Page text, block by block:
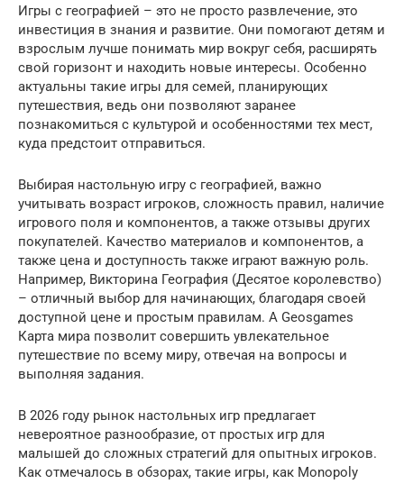
Игры с географией – это не просто развлечение, это
инвестиция в знания и развитие. Они помогают детям и
взрослым лучше понимать мир вокруг себя, расширять
свой горизонт и находить новые интересы. Особенно
актуальны такие игры для семей, планирующих
путешествия, ведь они позволяют заранее
познакомиться с культурой и особенностями тех мест,
куда предстоит отправиться.
Выбирая настольную игру с географией, важно
учитывать возраст игроков, сложность правил, наличие
игрового поля и компонентов, а также отзывы других
покупателей. Качество материалов и компонентов, а
также цена и доступность также играют важную роль.
Например, Викторина География (Десятое королевство)
– отличный выбор для начинающих, благодаря своей
доступной цене и простым правилам. А Geosgames
Карта мира позволит совершить увлекательное
путешествие по всему миру, отвечая на вопросы и
выполняя задания.
В 2026 году рынок настольных игр предлагает
невероятное разнообразие, от простых игр для
малышей до сложных стратегий для опытных игроков.
Как отмечалось в обзорах, такие игры, как Monopoly